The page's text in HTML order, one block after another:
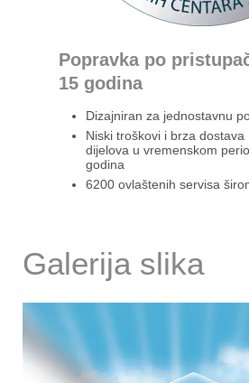
Popravka po
15 godina
Dizajniran za jednostavnu
Niski troškovi i brza dostava
dijelova u vremenskom
godina
6200 ovlaštenih servisa
Galerija slika